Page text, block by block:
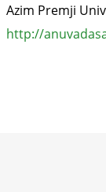
Azim Premji
http://